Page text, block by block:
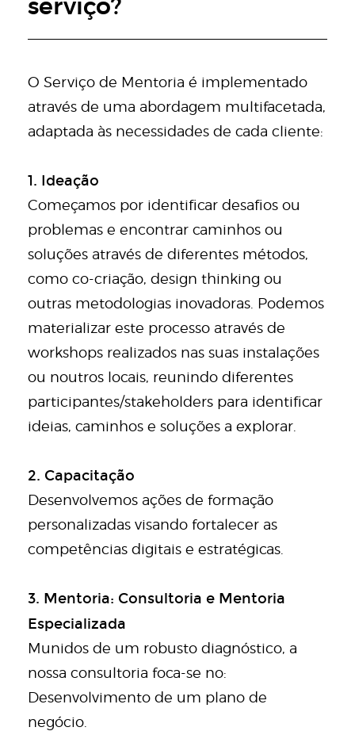
serviço?
O Serviço de Mentoria é implementado
através de uma abordagem multifacetada,
adaptada às necessidades de cada cliente:
1. Ideação
Começamos por identificar desafios ou
problemas e encontrar caminhos ou
soluções através de diferentes métodos,
como co-criação, design thinking ou
outras metodologias inovadoras. Podemos
materializar este processo através de
workshops realizados nas suas instalações
ou noutros locais, reunindo diferentes
participantes/stakeholders para identificar
ideias, caminhos e soluções a explorar.
2. Capacitação
Desenvolvemos ações de formação
personalizadas visando fortalecer as
competências digitais e estratégicas.
3. Mentoria: Consultoria e Mentoria
Especializada
Munidos de um robusto diagnóstico, a
nossa consultoria foca-se no:
Desenvolvimento de um plano de
negócio.